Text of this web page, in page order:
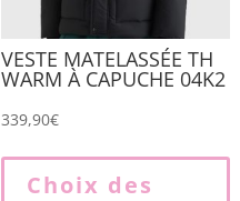
VESTE MATELASSÉE TH
WARM À CAPUCHE 04K2
339,90€
Choix des